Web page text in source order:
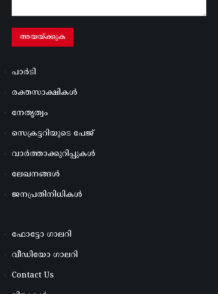
പാർടി
രക്തസാക്ഷികൾ
നേതൃത്വം
സെക്രട്ടറിയുടെ പേജ്
വാർത്താക്കുറിപ്പുകൾ
ലേഖനങ്ങൾ
ജനപ്രതിനിധികൾ
ഫോട്ടോ ഗാലറി
വീഡിയോ ഗാലറി
Contact Us